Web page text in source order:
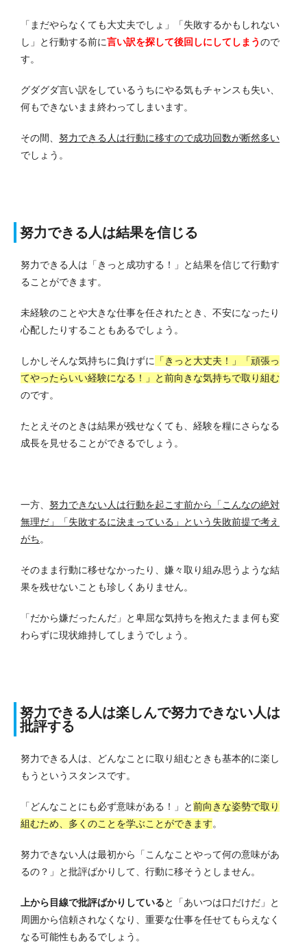
「まだやらなくても大丈夫でしょ」「失敗するかもしれない
し」と行動する前に言い訳を探して後回しにしてしまうので
す。
グダグダ言い訳をしているうちにやる気もチャンスも失い、
何もできないまま終わってしまいます。
その間、 努力できる人は行動に移すので成功回数が断然多い
でしょう。
努力できる人は結果を信じる
努力できる人は「きっと成功する！」と結果を信じて行動す
ることができます。
未経験のことや大きな仕事を任されたとき、不安になったり
心配したりすることもあるでしょう。
しかしそんな気持ちに負けずに
「きっと大丈夫！」「頑張っ
てやったらいい経験になる！」と前向きな気持ちで取り組む
のです。
たとえそのときは結果が残せなくても、経験を糧にさらなる
成長を見せることができるでしょう。
一方、 努力できない人は行動を起こす前から「こんなの絶対
無理だ」「失敗するに決まっている」という失敗前提で考え
がち。
そのまま行動に移せなかったり、嫌々取り組み思うような結
果を残せないことも珍しくありません。
「だから嫌だったんだ」と卑屈な気持ちを抱えたまま何も変
わらずに現状維持してしまうでしょう。
努力できる人は楽しんで努力できない人は
批評する
努力できる人は、どんなことに取り組むときも基本的に楽し
もうというスタンスです。
「どんなことにも必ず意味がある！」と前向きな姿勢で取り
組むため、多くのことを学ぶことができます。
努力できない人は最初から「こんなことやって何の意味があ
るの？」と批評ばかりして、行動に移そうとしません。
上から目線で批評ばかりしていると「あいつは口だけだ」と
周囲から信頼されなくなり、重要な仕事を任せてもらえなく
なる可能性もあるでしょう。